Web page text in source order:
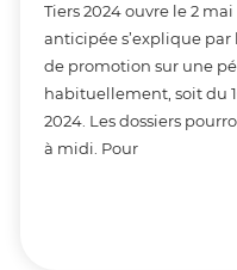
Tiers 2024 ouvre le 2
anticipée s’explique par
de promotion sur une
habituellement, soit du
2024. Les dossiers
à midi. Pour